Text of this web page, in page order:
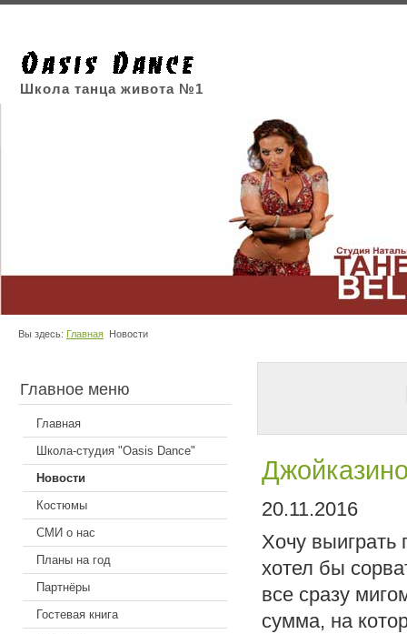
Школа танца живота №1
Вы здесь: Главная Новости
Главное меню
Главная
Школа-студия "Oasis Dance"
Новости
Костюмы
СМИ о нас
Планы на год
Партнёры
Гостевая книга
20.11.2016
Хочу выиграть
хотел бы
все сразу
сумма, на